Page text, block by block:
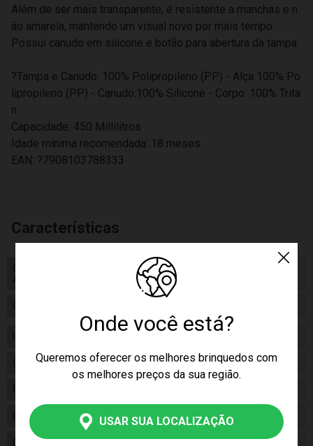
Onde você está?
Queremos oferecer os melhores brinquedos com
os melhores preços da sua região.
USAR SUA LOCALIZAÇÃO
Além de ser mais transparente, é resistente a manchas e n
ão amarela, mantendo um visual novo por mais tempo.
Possui canudo em silicone e botão para abertura da tampa.
?Tampa e Canudo: 100% Polipropileno (PP) - Alça 100% Po
lipropileno (PP) - Canudo:100% Silicone - Corpo: 100% Trita
n
Capacidade: 450 Millilitros
Idade mínima recomendada: 18 meses.
EAN: ?7908103788333
Características
Código de Homologação
Anatel
Código de Homologação
Anatel
Certificado/ Selo Inmetro
Gênero Unissex
Fabricante
Código 18833
Código de Barras 7908103788333